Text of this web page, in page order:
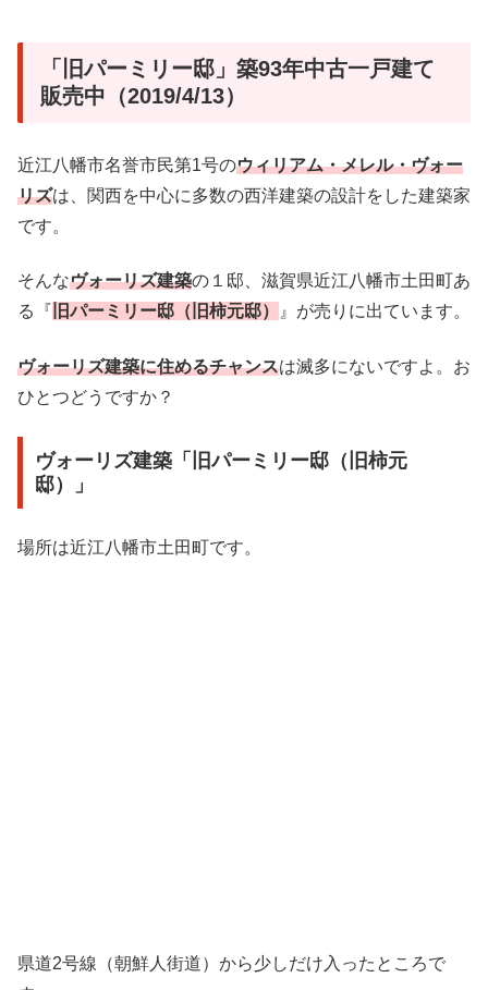
「旧パーミリー邸」築93年中古一戸建て
販売中（2019/4/13）
近江八幡市名誉市民第1号のウィリアム・メレル・ヴォー
リズは、関西を中心に多数の西洋建築の設計をした建築家
です。
そんなヴォーリズ建築の１邸、滋賀県近江八幡市土田町あ
る『 旧パーミリー邸（旧柿元邸） 』が売りに出ています。
ヴォーリズ建築に住めるチャンスは滅多にないですよ。お
ひとつどうですか？
ヴォーリズ建築「旧パーミリー邸（旧柿元
邸）」
場所は近江八幡市土田町です。
県道2号線（朝鮮人街道）から少しだけ入ったところで